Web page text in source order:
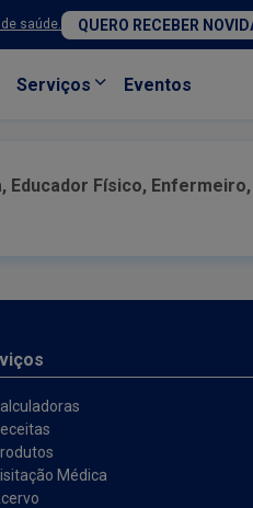
saúde. QUERO RECEBER
Serviços Eventos
Físico,
Médica